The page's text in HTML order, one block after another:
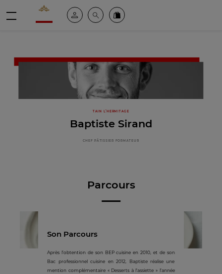
Valrhona - Imaginons le meilleur du chocolat
Espace clientRechercheCommandez en ligne
TAIN L’HERMITAGE
Baptiste Sirand
CHEF PÂTISSIER FORMATEUR
Parcours
Son Parcours
Après l’obtention de son BEP cuisine en 2010, et de son
Bac professionnel cuisine en 2012, Baptiste réalise une
mention complémentaire « Desserts à l’assiette » l’année